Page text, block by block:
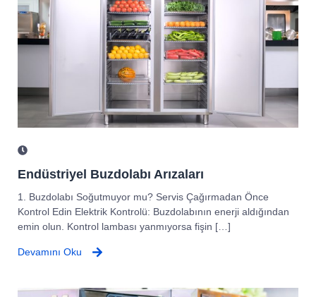
Endüstriyel Buzdolabı Arızaları
1. Buzdolabı Soğutmuyor mu? Servis Çağırmadan Önce
Kontrol Edin Elektrik Kontrolü: Buzdolabının enerji aldığından
emin olun. Kontrol lambası yanmıyorsa fişin […]
Devamını Oku